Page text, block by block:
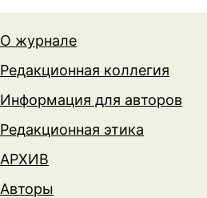
О журнале
Редакционная коллегия
Информация для авторов
Редакционная этика
АРХИВ
Авторы